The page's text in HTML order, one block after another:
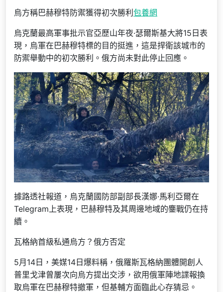
烏方稱巴赫穆特防禦獲得初次勝利 包養網
烏克蘭最高軍事批示官亞歷山年夜·瑟爾斯基大將15日表
現，烏軍在巴赫穆特標的目的挺進，這是捍衛該城市的
防禦舉動中的初次勝利。俄方尚未對此停止回應。
據路透社報道，烏克蘭國防部副部長漢娜·馬利亞爾在
Telegram上表現，巴赫穆特及其周邊地域的鏖戰仍在持
續。
瓦格納首級私通烏方？俄方否定
5月14日，美媒14日爆料稱，俄羅斯瓦格納團體開創人
普里戈津曾屢次向烏方提出交涉，欲用俄軍陣地諜報換
取烏軍在巴赫穆特撤軍，但基輔方面臨此心存猜忌。